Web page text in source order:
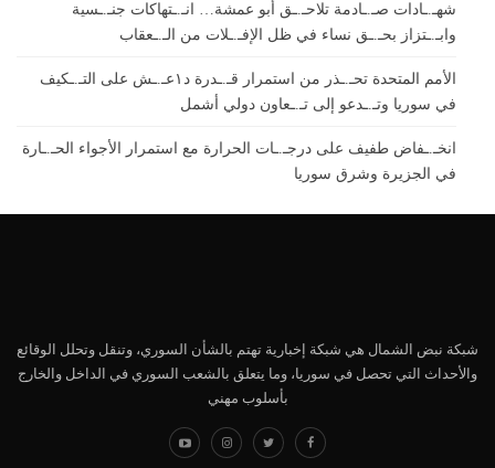
شهـ.ـادات صـ.ـادمة تلاحـ.ـق أبو عمشة… انـ.ـتهاكات جنـ.ـسية
وابـ.ـتزاز بحـ.ـق نساء في ظل الإفـ.ـلات من الـ.ـعقاب
الأمم المتحدة تحـ.ـذر من استمرار قـ.ـدرة د١عـ.ـش على التـ.ـكيف
في سوريا وتـ.ـدعو إلى تـ.ـعاون دولي أشمل
انخـ.ـفاض طفيف على درجـ.ـات الحرارة مع استمرار الأجواء الحـ.ـارة
في الجزيرة وشرق سوريا
شبكة نبض الشمال هي شبكة إخبارية تهتم بالشأن السوري، وتنقل وتحلل الوقائع
والأحداث التي تحصل في سوريا، وما يتعلق بالشعب السوري في الداخل والخارج
بأسلوب مهني